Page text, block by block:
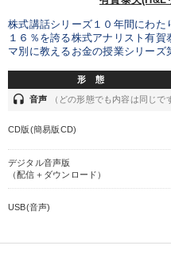
株式講話シリーズ１０年間にわ
１６％を誇る株式アナリスト有
マ別に教えるお金の授業シリーズ
形 態
headset 音声 （どの形態でも内容は同じで
CD版(簡易版CD)
デジタル音声版
（配信＋ダウンロード）
USB(音声)